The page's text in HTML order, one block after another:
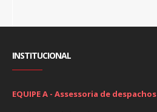
INSTITUCIONAL
EQUIPE A - Assessoria de despachos